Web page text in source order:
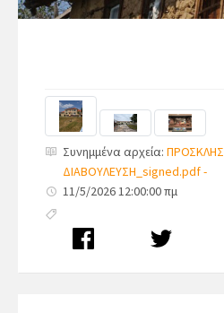
Συνημμένα αρχεία:
ΔΙΑΒΟΥΛΕΥΣΗ_signed.pdf -
11/5/2026 12:00:00 πμ